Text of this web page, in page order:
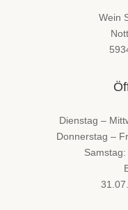
Wein
Dienstag –
Donnerstag –